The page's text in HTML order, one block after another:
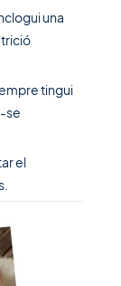
una
tingui
se
el